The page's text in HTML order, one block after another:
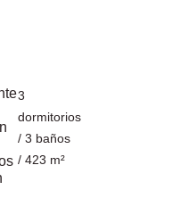
3
dormitorios
/ 3 baños
/ 423 m²